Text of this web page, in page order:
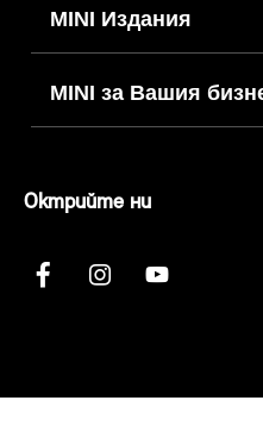
MINI Издания
MINI за Вашия
Октрийте ни